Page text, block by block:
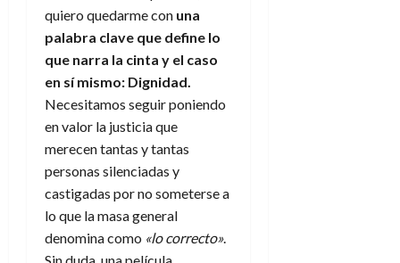
quiero quedarme con una
palabra clave que define lo
que narra la cinta y el caso
en sí mismo: Dignidad.
Necesitamos seguir poniendo
en valor la justicia que
merecen tantas y tantas
personas silenciadas y
castigadas por no someterse a
lo que la masa general
denomina como «lo correcto».